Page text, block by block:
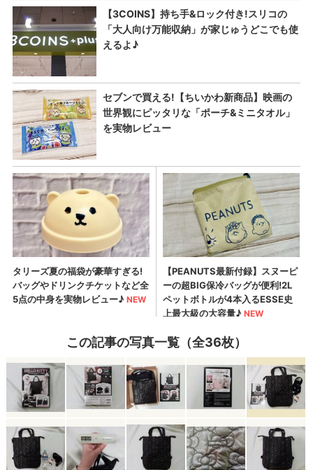
この記事の写真一覧（全36枚）